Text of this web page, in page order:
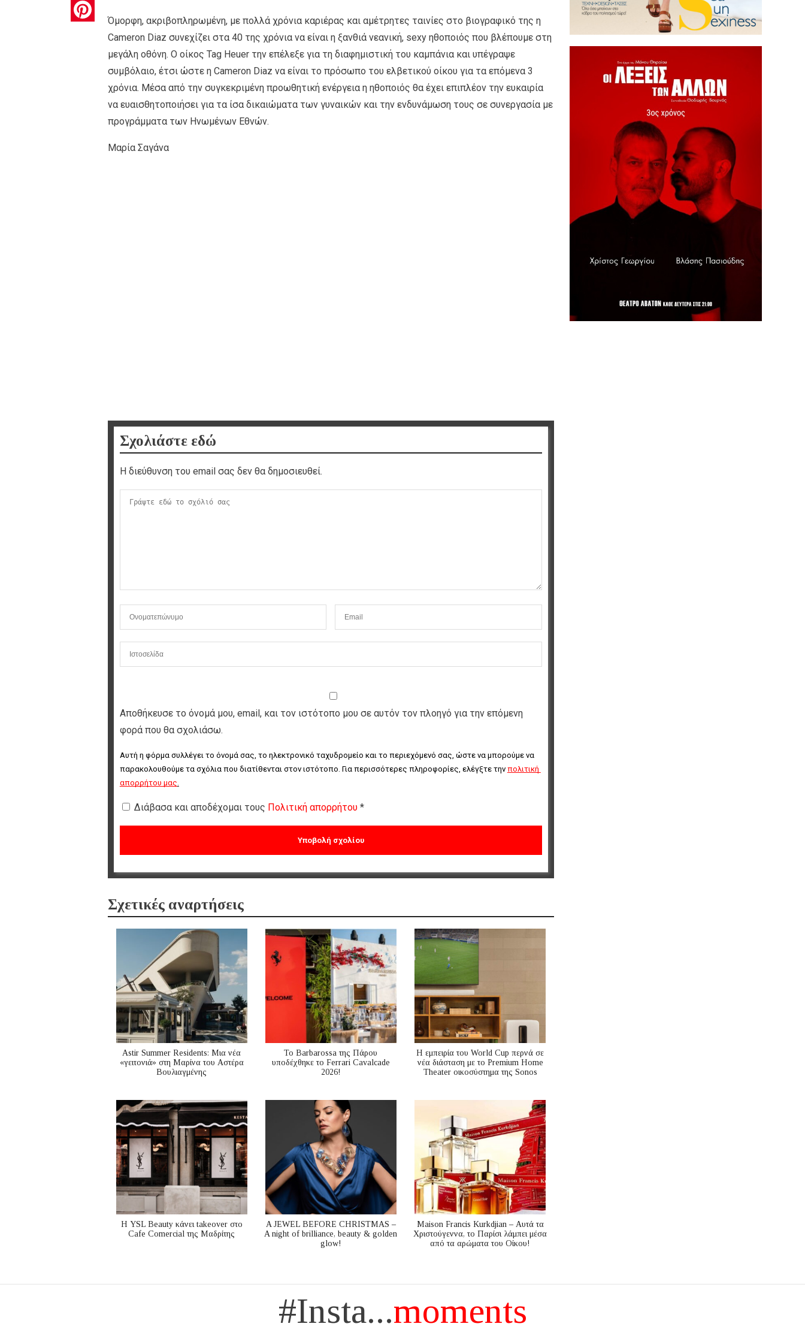
Όμορφη, ακριβοπληρωμένη, με πολλά χρόνια καριέρας και αμέτρητες ταινίες στο βιογραφικό της η
Cameron Diaz συνεχίζει στα 40 της χρόνια να είναι η ξανθιά νεανική, sexy ηθοποιός που βλέπουμε στη
μεγάλη οθόνη. Ο οίκος Tag Heuer την επέλεξε για τη διαφημιστική του καμπάνια και υπέγραψε
συμβόλαιο, έτσι ώστε η Cameron Diaz να είναι το πρόσωπο του ελβετικού οίκου για τα επόμενα 3
χρόνια. Μέσα από την συγκεκριμένη προωθητική ενέργεια η ηθοποιός θα έχει επιπλέον την ευκαιρία
να ευαισθητοποιήσει για τα ίσα δικαιώματα των γυναικών και την ενδυνάμωση τους σε συνεργασία με
προγράμματα των Ηνωμένων Εθνών.
Μαρία Σαγάνα
Σχολιάστε εδώ
Η διεύθυνση του email σας δεν θα δημοσιευθεί.
Αποθήκευσε το όνομά μου, email, και τον ιστότοπο μου σε αυτόν τον πλοηγό για την επόμενη
φορά που θα σχολιάσω.
Αυτή η φόρμα συλλέγει το όνομά σας, το ηλεκτρονικό ταχυδρομείο και το περιεχόμενό σας, ώστε να μπορούμε να
παρακολουθούμε τα σχόλια που διατίθενται στον ιστότοπο. Για περισσότερες πληροφορίες, ελέγξτε την πολιτική
απορρήτου μας.
Διάβασα και αποδέχομαι τους Πολιτική απορρήτου *
Σχετικές αναρτήσεις
Astir Summer Residents: Μια νέα
«γειτονιά» στη Μαρίνα του Αστέρα
Βουλιαγμένης
Το Barbarossa της Πάρου
υποδέχθηκε το Ferrari Cavalcade
2026!
Η εμπειρία του World Cup περνά σε
νέα διάσταση με το Premium Home
Theater οικοσύστημα της Sonos
Η YSL Beauty κάνει takeover στο
Cafe Comercial της Μαδρίτης
A JEWEL BEFORE CHRISTMAS –
A night of brilliance, beauty & golden
glow!
Maison Francis Kurkdjian – Αυτά τα
Χριστούγεννα, το Παρίσι λάμπει μέσα
από τα αρώματα του Οίκου!
#Insta...moments